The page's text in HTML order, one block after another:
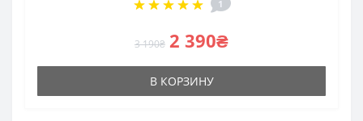
1
3 190₴ 2 390₴
В КОРЗИНУ